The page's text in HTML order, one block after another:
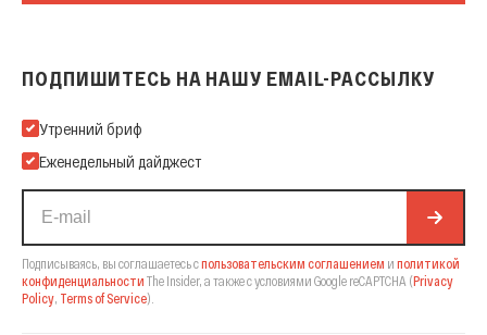
ПОДПИШИТЕСЬ НА НАШУ EMAIL-РАССЫЛКУ
Подпишитесь на нашу Email-рассылку
Утренний бриф
Еженедельный дайджест
Подписываясь, вы соглашаетесь спользовательским соглашением и политикой
конфиденциальности The Insider, а также с условиями Google reCAPTCHA (Privacy
Policy Terms of Service).